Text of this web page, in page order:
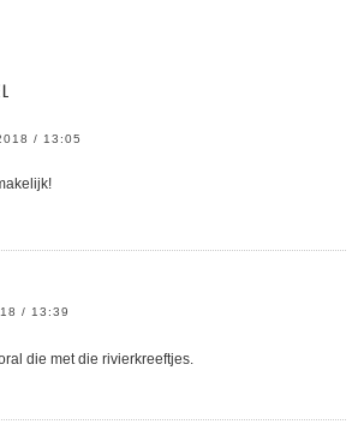
/ 13:05
/ 13:39
die met die rivierkreeftjes.